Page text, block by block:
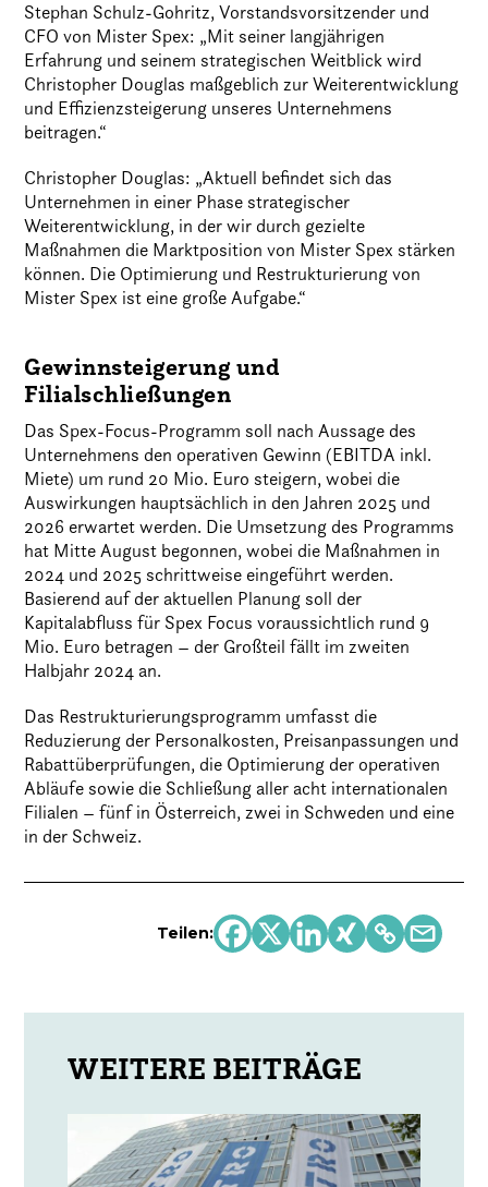
Stephan Schulz-Gohritz, Vorstandsvorsitzender und
CFO von Mister Spex: „Mit seiner langjährigen
Erfahrung und seinem strategischen Weitblick wird
Christopher Douglas maßgeblich zur Weiterentwicklung
und Effizienzsteigerung unseres Unternehmens
beitragen.“
Christopher Douglas: „Aktuell befindet sich das
Unternehmen in einer Phase strategischer
Weiterentwicklung, in der wir durch gezielte
Maßnahmen die Marktposition von Mister Spex stärken
können. Die Optimierung und Restrukturierung von
Mister Spex ist eine große Aufgabe.“
Gewinnsteigerung und
Filialschließungen
Das Spex-Focus-Programm soll nach Aussage des
Unternehmens den operativen Gewinn (EBITDA inkl.
Miete) um rund 20 Mio. Euro steigern, wobei die
Auswirkungen hauptsächlich in den Jahren 2025 und
2026 erwartet werden. Die Umsetzung des Programms
hat Mitte August begonnen, wobei die Maßnahmen in
2024 und 2025 schrittweise eingeführt werden.
Basierend auf der aktuellen Planung soll der
Kapitalabfluss für Spex Focus voraussichtlich rund 9
Mio. Euro betragen – der Großteil fällt im zweiten
Halbjahr 2024 an.
Das Restrukturierungsprogramm umfasst die
Reduzierung der Personalkosten, Preisanpassungen und
Rabattüberprüfungen, die Optimierung der operativen
Abläufe sowie die Schließung aller acht internationalen
Filialen – fünf in Österreich, zwei in Schweden und eine
in der Schweiz.
Teilen: